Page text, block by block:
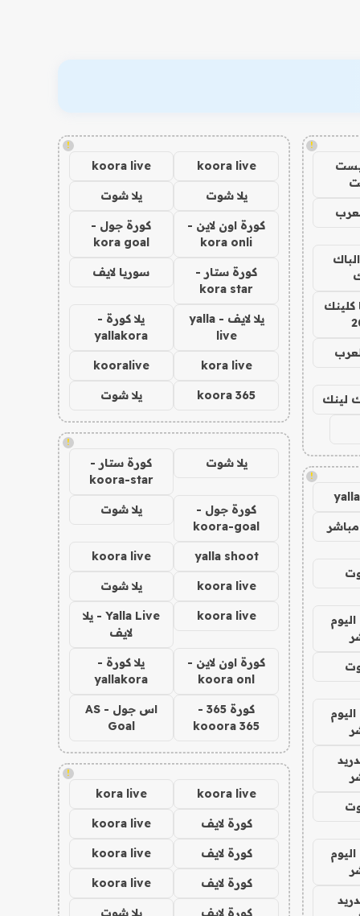
!
كلينك
لينك
!
!
koora live
koora live
يلا شوت يلا شوت
كورة اون لاين -
kora onli
كورة جول -
kora goal
كورة ستار -
kora star
سوريا لايف
يلا لايف - yalla
live
يلا كورة -
yallakora
kora live
kooralive
koora 365 يلا شوت
!
يلا شوت
كورة ستار -
koora-star
كورة جول -
koora-goal
يلا شوت
yalla shoot
koora live
koora live يلا شوت
koora live
Yalla Live - يلا
لايف
كورة اون لاين -
koora onl
يلا كورة -
yallakora
كورة 365 -
kooora 365
اس جول - AS
Goal
!
koora live
kora live
كورة لايف koora live
كورة لايف koora live
كورة لايف koora live
كورة لايف يلا شوت